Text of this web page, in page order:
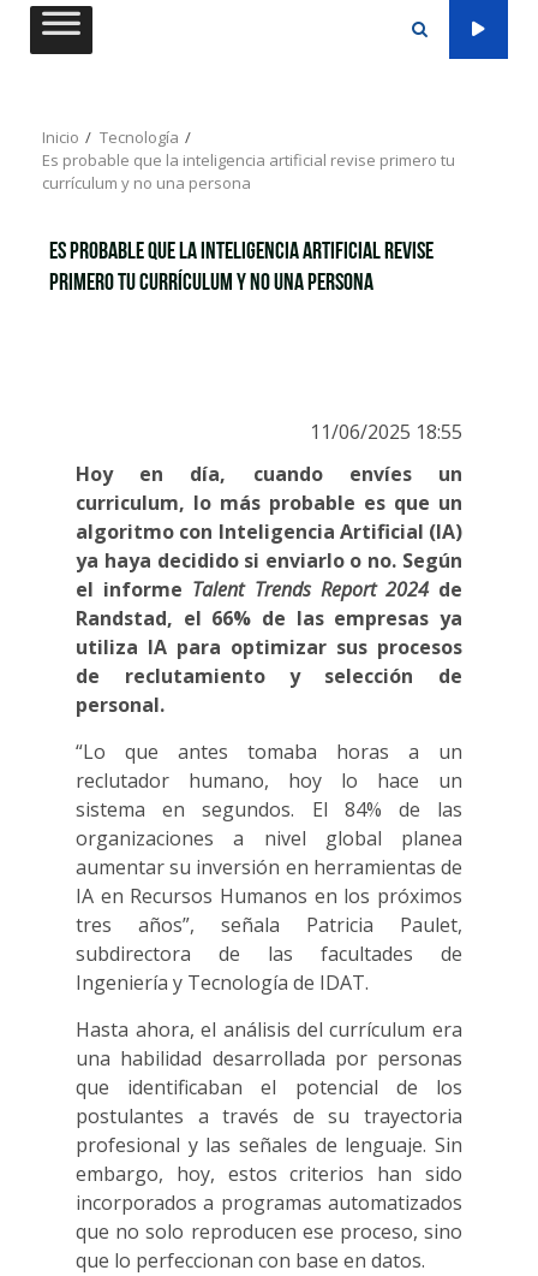
Saltar
Inicio
Tecnología
Es probable que la inteligencia artificial revise primero tu
currículum y no una persona
Es probable que la inteligencia artificial revise
primero tu currículum y no una persona
11/06/2025 18:55
Hoy en día, cuando envíes un
curriculum, lo más probable es que un
algoritmo con Inteligencia Artificial (IA)
ya haya decidido si enviarlo o no. Según
el informe Talent Trends Report 2024de
Randstad, el 66% de las empresas ya
utiliza IA para optimizar sus procesos
de reclutamiento y selección de
personal.
“Lo que antes tomaba horas a un
reclutador humano, hoy lo hace un
sistema en segundos. El 84% de las
organizaciones a nivel global planea
aumentar su inversión en herramientas de
IA en Recursos Humanos en los próximos
tres años”, señala Patricia Paulet,
subdirectora de las facultades de
Ingeniería y Tecnología de IDAT.
Hasta ahora, el análisis del currículum era
una habilidad desarrollada por personas
que identificaban el potencial de los
postulantes a través de su trayectoria
profesional y las señales de lenguaje. Sin
embargo, hoy, estos criterios han sido
incorporados a programas automatizados
que no solo reproducen ese proceso, sino
que lo perfeccionan con base en datos.